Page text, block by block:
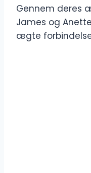
Gennem deres
James og
ægte